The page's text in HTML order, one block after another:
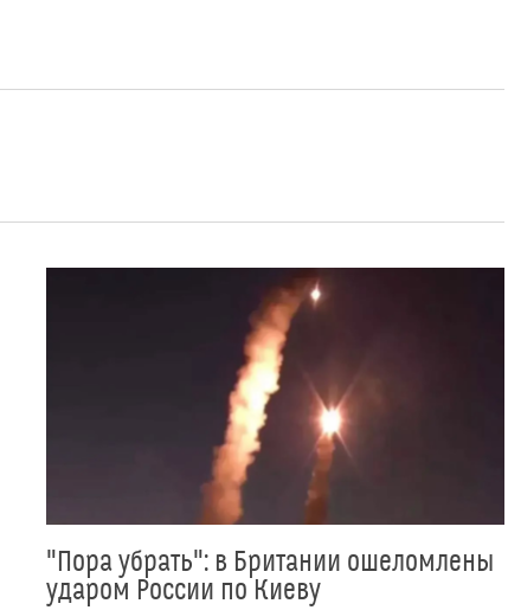
"Пора убрать": в Британии ошеломлены
ударом России по Киеву